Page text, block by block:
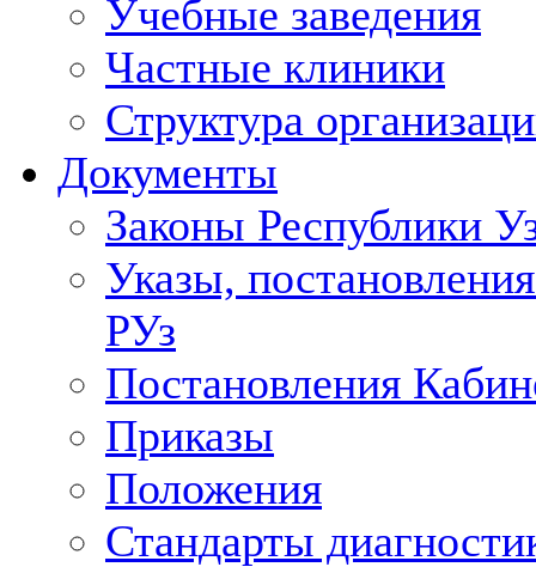
Учебные заведения
Частные клиники
Структура
Документы
Законы Республики
Указы,
РУз
Постановления
Приказы
Положения
Стандарты